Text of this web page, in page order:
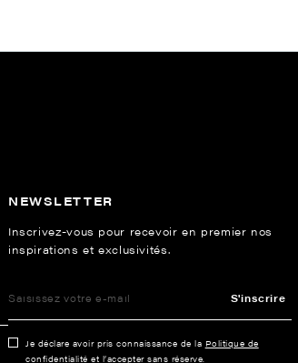
NEWSLETTER
Inscrivez-vous pour recevoir en premier nos
inspirations et exclusivités.
S'inscrire
Je déclare avoir pris connaissance de la Politique de
confidentialité et l’accepter sans réserve.